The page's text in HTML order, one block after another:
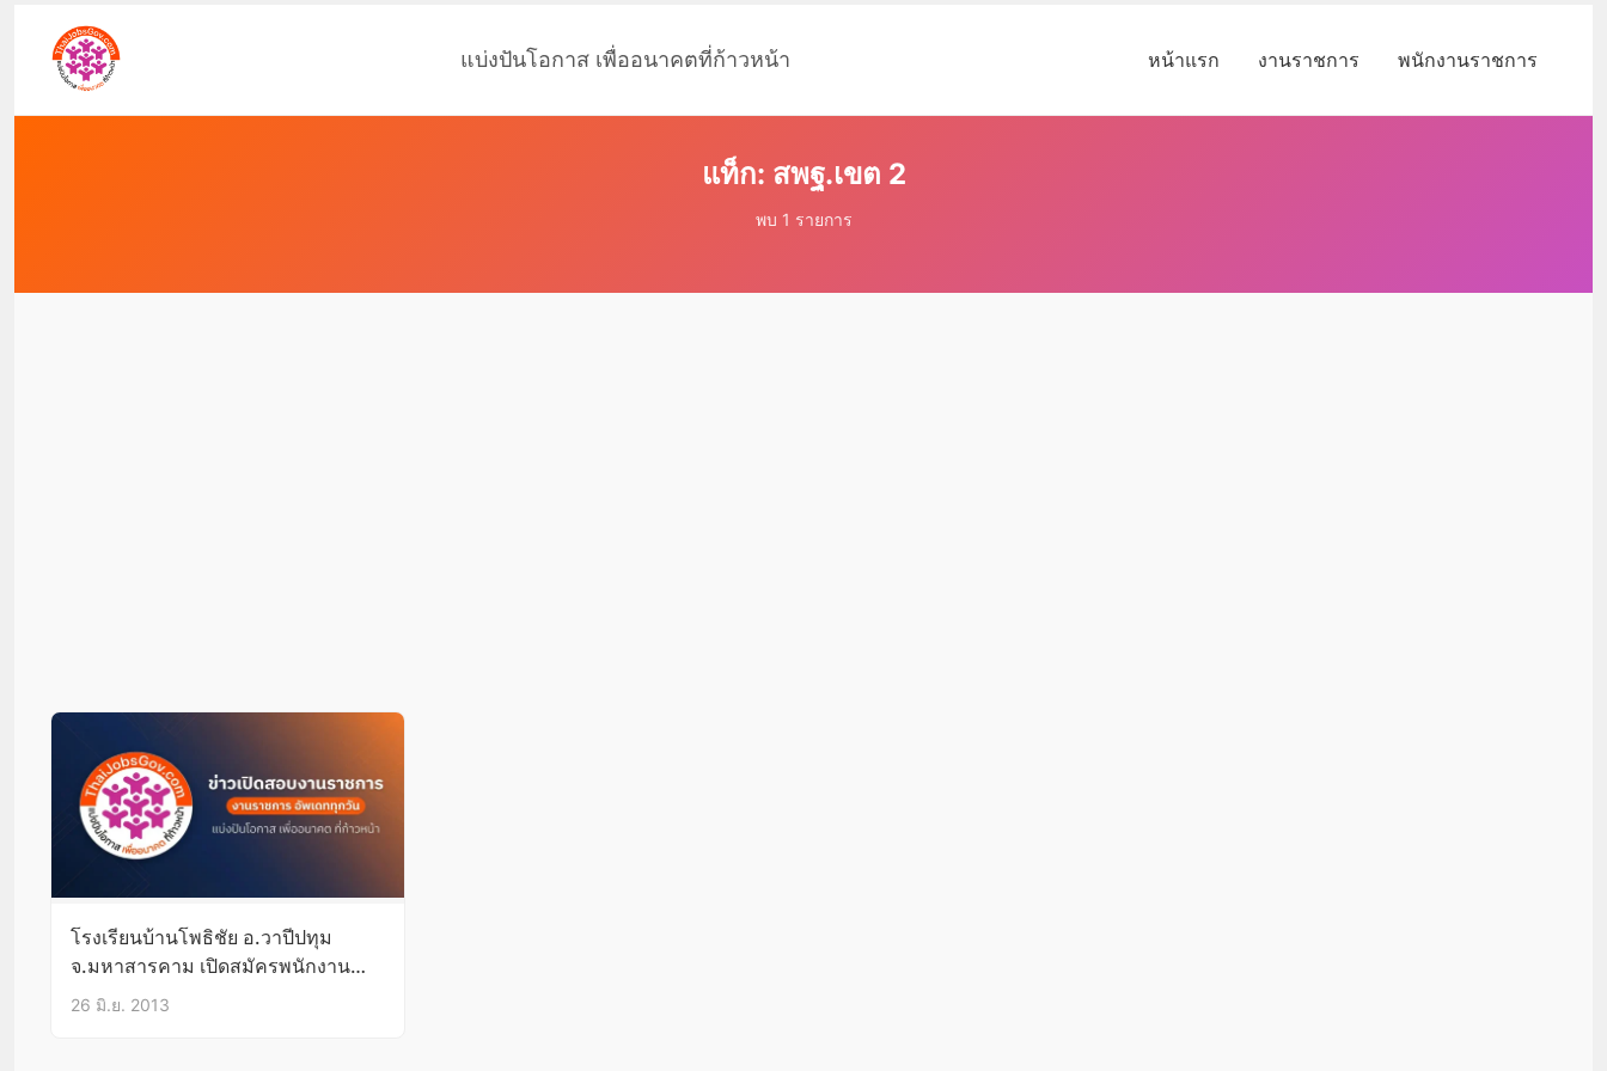
แบ่งปันโอกาส เพื่ออนาคตที่ก้าวหน้า หน้าแรก งานราชการ พนักงานราชการ
แท็ก: สพฐ.เขต 2
พบ 1 รายการ
โรงเรียนบ้านโพธิชัย อ.วาปีปทุม
จ.มหาสารคาม เปิดสมัครพนักงาน
ราชการ ตำแหน่งครูเอกภาษาอังกฤษ
26 มิ.ย. 2013